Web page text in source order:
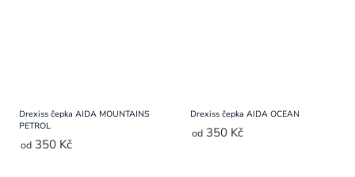
Drexiss čepka AIDA MOUNTAINS
PETROL
od 350 Kč
Drexiss čepka AIDA OCEAN
od 350 Kč